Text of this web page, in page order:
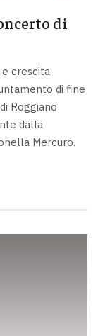
di
e crescita
di fine
Roggiano
dalla
Mercuro.